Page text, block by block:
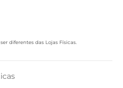
diferentes das Lojas Físicas.